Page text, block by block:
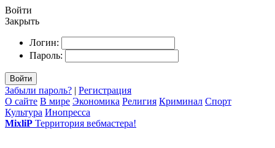
Войти
Закрыть
Логин:
Пароль:
Войти
Забыли пароль? | Регистрация
О сайте В мире Экономика Религия Криминал Спорт
Культура Инопресса
MixliP Территория вебмастера!